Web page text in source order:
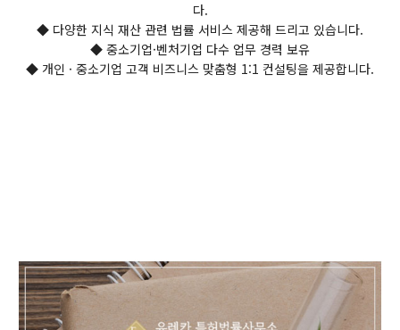
다.
◆ 다양한 지식 재산 관련 법률 서비스 제공해 드리고 있습니다.
◆ 중소기업·벤처기업 다수 업무 경력 보유
◆ 개인 · 중소기업 고객 비즈니스 맞춤형 1:1 컨설팅을 제공합니다.